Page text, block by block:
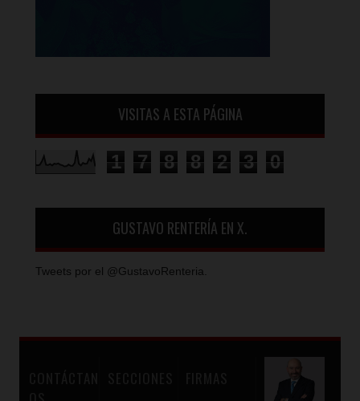
VISITAS A ESTA PÁGINA
1 7 8 8 2 3 0
GUSTAVO RENTERÍA EN X.
Tweets por el @GustavoRenteria.